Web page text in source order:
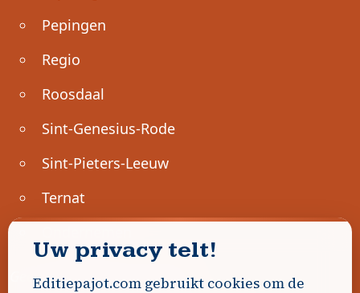
Pepingen
Regio
Roosdaal
Sint-Genesius-Rode
Sint-Pieters-Leeuw
Ternat
Geen advertenties gevonden.
Uw privacy telt!
Editiepajot.com gebruikt cookies om de